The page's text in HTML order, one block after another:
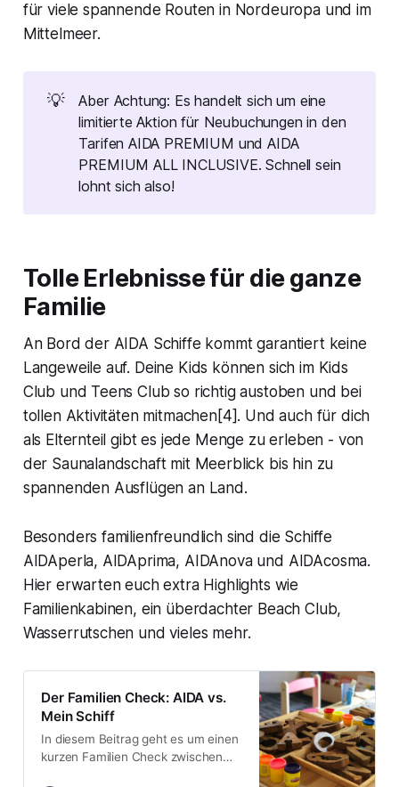
für viele spannende Routen in Nordeuropa und im
Mittelmeer.
💡
Aber Achtung: Es handelt sich um eine
limitierte Aktion für Neubuchungen in den
Tarifen AIDA PREMIUM und AIDA
PREMIUM ALL INCLUSIVE. Schnell sein
lohnt sich also!
Tolle Erlebnisse für die ganze
Familie
An Bord der AIDA Schiffe kommt garantiert keine
Langeweile auf. Deine Kids können sich im Kids
Club und Teens Club so richtig austoben und bei
tollen Aktivitäten mitmachen[4]. Und auch für dich
als Elternteil gibt es jede Menge zu erleben - von
der Saunalandschaft mit Meerblick bis hin zu
spannenden Ausflügen an Land.
Besonders familienfreundlich sind die Schiffe
AIDAperla, AIDAprima, AIDAnova und AIDAcosma.
Hier erwarten euch extra Highlights wie
Familienkabinen, ein überdachter Beach Club,
Wasserrutschen und vieles mehr.
Der Familien Check: AIDA vs.
Mein Schiff
In diesem Beitrag geht es um einen
kurzen Familien Check zwischen